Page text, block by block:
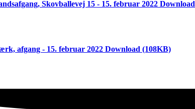
Skovballevej 15 - 15. februar 2022 Download
afgang - 15. februar 2022 Download (108KB)